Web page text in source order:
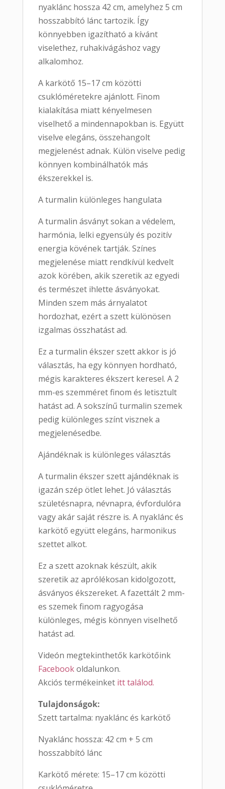
nyaklánc hossza 42 cm, amelyhez 5 cm
hosszabbító lánc tartozik. Így
könnyebben igazítható a kívánt
viselethez, ruhakivágáshoz vagy
alkalomhoz.
A karkötő 15–17 cm közötti
csuklóméretekre ajánlott. Finom
kialakítása miatt kényelmesen
viselhető a mindennapokban is. Együtt
viselve elegáns, összehangolt
megjelenést adnak. Külön viselve pedig
könnyen kombinálhatók más
ékszerekkel is.
A turmalin különleges hangulata
A turmalin ásványt sokan a védelem,
harmónia, lelki egyensúly és pozitív
energia kövének tartják. Színes
megjelenése miatt rendkívül kedvelt
azok körében, akik szeretik az egyedi
és természet ihlette ásványokat.
Minden szem más árnyalatot
hordozhat, ezért a szett különösen
izgalmas összhatást ad.
Ez a turmalin ékszer szett akkor is jó
választás, ha egy könnyen hordható,
mégis karakteres ékszert keresel. A 2
mm-es szemméret finom és letisztult
hatást ad. A sokszínű turmalin szemek
pedig különleges színt visznek a
megjelenésedbe.
Ajándéknak is különleges választás
A turmalin ékszer szett ajándéknak is
igazán szép ötlet lehet. Jó választás
születésnapra, névnapra, évfordulóra
vagy akár saját részre is. A nyaklánc és
karkötő együtt elegáns, harmonikus
szettet alkot.
Ez a szett azoknak készült, akik
szeretik az aprólékosan kidolgozott,
ásványos ékszereket. A fazettált 2 mm-
es szemek finom ragyogása
különleges, mégis könnyen viselhető
hatást ad.
Videón megtekinthetők karkötőink
Facebookoldalunkon.
Akciós termékeinketitt találod.
Tulajdonságok:
Szett tartalma: nyaklánc és karkötő
Nyaklánc hossza: 42 cm + 5 cm
hosszabbító lánc
Karkötő mérete: 15–17 cm közötti